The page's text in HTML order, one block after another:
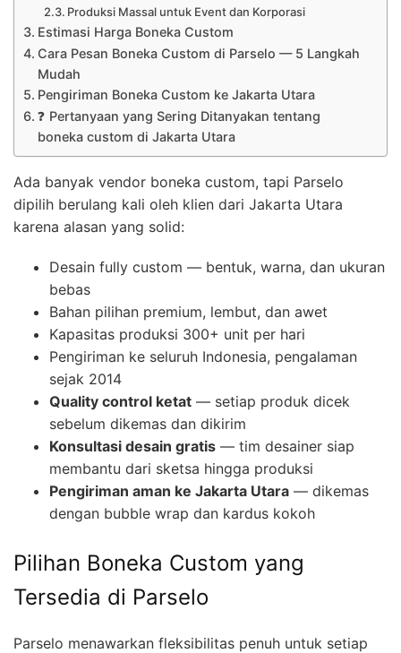
Produksi Massal untuk Event dan Korporasi
Estimasi Harga Boneka Custom
Cara Pesan Boneka Custom di Parselo — 5 Langkah
Mudah
Pengiriman Boneka Custom ke Jakarta Utara
❓ Pertanyaan yang Sering Ditanyakan tentang
boneka custom di Jakarta Utara
Ada banyak vendor boneka custom, tapi Parselo
dipilih berulang kali oleh klien dari Jakarta Utara
karena alasan yang solid:
Desain fully custom — bentuk, warna, dan ukuran
bebas
Bahan pilihan premium, lembut, dan awet
Kapasitas produksi 300+ unit per hari
Pengiriman ke seluruh Indonesia, pengalaman
sejak 2014
Quality control ketat — setiap produk dicek
sebelum dikemas dan dikirim
Konsultasi desain gratis — tim desainer siap
membantu dari sketsa hingga produksi
Pengiriman aman ke Jakarta Utara — dikemas
dengan bubble wrap dan kardus kokoh
Pilihan Boneka Custom yang
Tersedia di Parselo
Parselo menawarkan fleksibilitas penuh untuk setiap